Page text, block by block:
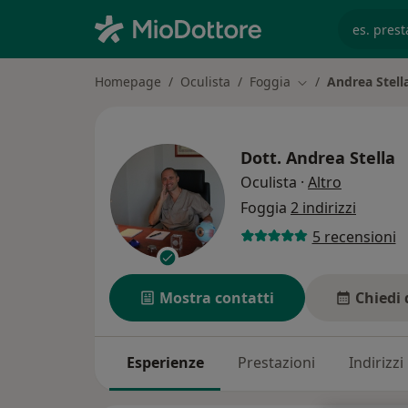
Homepage Oculista Foggia Cambia città
Andrea
Dott. Andrea Stella
Oculista · Altro
Foggia 2 indirizzi
5 recensioni
Mostra contatti Chiedi
Esperienze Prestazioni Indirizzi